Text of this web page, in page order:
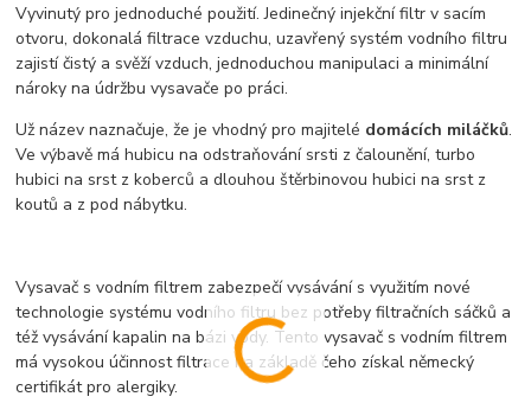
Vyvinutý pro jednoduché použití. Jedinečný injekční filtr v sacím
otvoru, dokonalá filtrace vzduchu, uzavřený systém vodního filtru
zajistí čistý a svěží vzduch, jednoduchou manipulaci a minimální
nároky na údržbu vysavače po práci.
Už název naznačuje, že je vhodný pro majitelé domácích miláčků.
Ve výbavě má hubicu na odstraňování srsti z čalounění, turbo
hubici na srst z koberců a dlouhou štěrbinovou hubici na srst z
koutů a z pod nábytku.
Vysavač s vodním filtrem zabezpečí vysávání s využitím nové
technologie systému vodního filtru bez potřeby filtračních sáčků a
též vysávání kapalin na bázi vody. Tento vysavač s vodním filtrem
má vysokou účinnost filtrace na základě čeho získal německý
certifikát pro alergiky.